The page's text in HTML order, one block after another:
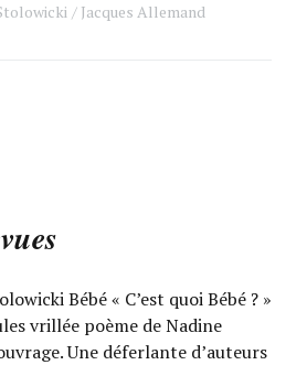
Jacques Allemand
Bébé « C’est quoi Bébé ? »
vrillée poème de Nadine
Une déferlante d’auteurs